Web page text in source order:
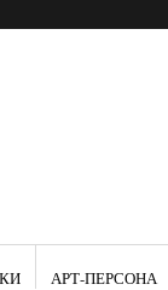
АРТ-ПЕРСОНА